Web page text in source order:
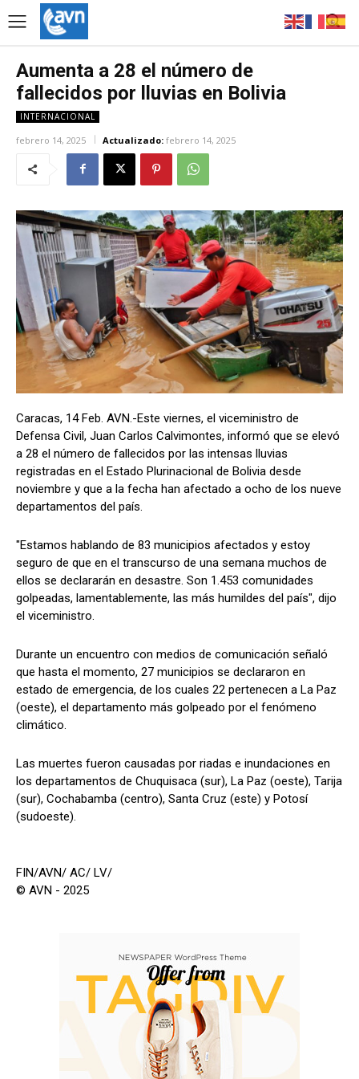
Aumenta a 28 el número de
fallecidos por lluvias en Bolivia
INTERNACIONAL
febrero 14, 2025 Actualizado: febrero 14, 2025
Caracas, 14 Feb. AVN.-Este viernes, el viceministro de
Defensa Civil, Juan Carlos Calvimontes, informó que se elevó
a 28 el número de fallecidos por las intensas lluvias
registradas en el Estado Plurinacional de Bolivia desde
noviembre y que a la fecha han afectado a ocho de los nueve
departamentos del país.
"Estamos hablando de 83 municipios afectados y estoy
seguro de que en el transcurso de una semana muchos de
ellos se declararán en desastre. Son 1.453 comunidades
golpeadas, lamentablemente, las más humildes del país", dijo
el viceministro.
Durante un encuentro con medios de comunicación señaló
que hasta el momento, 27 municipios se declararon en
estado de emergencia, de los cuales 22 pertenecen a La Paz
(oeste), el departamento más golpeado por el fenómeno
climático.
Las muertes fueron causadas por riadas e inundaciones en
los departamentos de Chuquisaca (sur), La Paz (oeste), Tarija
(sur), Cochabamba (centro), Santa Cruz (este) y Potosí
(sudoeste).
FIN/AVN/ AC/ LV/
© AVN - 2025